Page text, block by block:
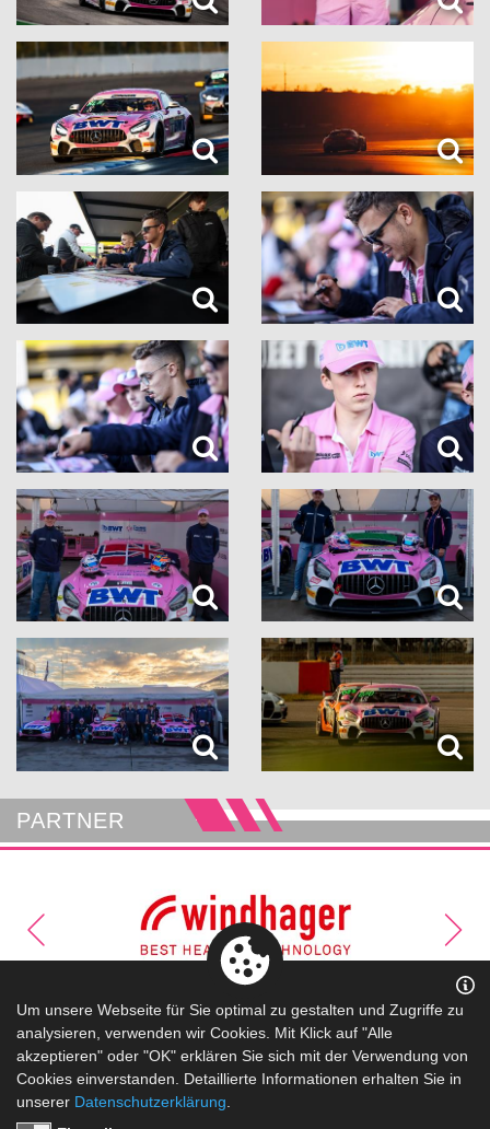
PARTNER
Kontakt | Datenschutz | Impressum
Um unsere Webseite für Sie optimal zu gestalten und Zugriffe zu
analysieren, verwenden wir Cookies. Mit Klick auf "Alle
akzeptieren" oder "OK" erklären Sie sich mit der Verwendung von
Cookies einverstanden. Detaillierte Informationen erhalten Sie in
unserer Datenschutzerklärung